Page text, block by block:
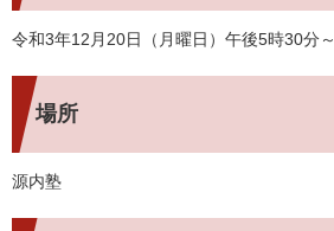
令和3年12月20日（月曜日）午後5時30分～
場所
源内塾